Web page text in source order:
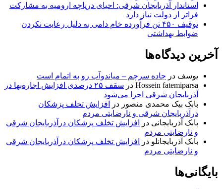
استاندار آذربایجان شرقی: احیای دریاچه ارومیه به مشارکت
فراتر از دولت نیاز دارد
توقیف ۴۵۰ تن فرآورده خام دامی به دلیل رعایت نکردن
ضوابط بهداشتی
آخرین دیدگاه‌ها
یوسف در جاده سرچم – میاندوآب رو به اتمام است
Hossein fatemiparsa در
سقف ۲۵ درصدی افزایش اجاره‌بها در
آذربایجان شرقی اجرا می‌شود
بابک بیک محمدی منصور در
افزایش تخلف پزشکان
درآذربایجان شرقی و نارضایتی مردم
بابک آذربایجانی در
افزایش تخلف پزشکان درآذربایجان شرقی
و نارضایتی مردم
بابک آذربایجانلو در
افزایش تخلف پزشکان درآذربایجان شرقی
و نارضایتی مردم
بایگانی‌ها